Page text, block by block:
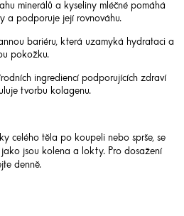
minerálů a kyseliny mléčné pomáhá
a podporuje její rovnováhu.
bariéru, která uzamyká hydrataci a
pokožku.
ingrediencí podporujících zdraví
tvorbu kolagenu.
celého těla po koupeli nebo sprše, se
jsou kolena a lokty. Pro dosažení
denně.